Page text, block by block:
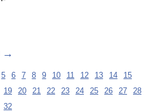
→
5 6 7 8 9 10 11 12 13 14
15
19 20 21 22 23 24 25 26 27
28
32